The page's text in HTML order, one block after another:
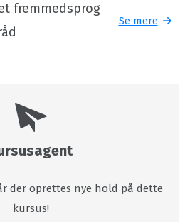
fremmedsprog
Se mere
der oprettes nye hold på dette
kursus!